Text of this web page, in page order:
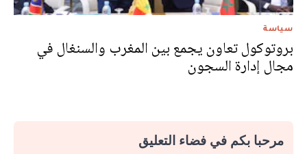
سياسة
بروتوكول تعاون يجمع بين المغرب والسنغال في
مجال إدارة السجون
مرحبا بكم في فضاء التعليق